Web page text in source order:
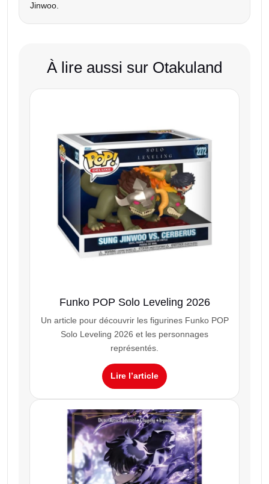
Jinwoo.
À lire aussi sur Otakuland
Funko POP Solo Leveling 2026
Un article pour découvrir les figurines Funko POP
Solo Leveling 2026 et les personnages
représentés.
Lire l’article